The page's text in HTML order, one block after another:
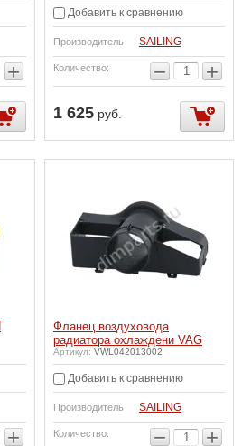
+
Добавить к сравнению
Производитель SAILING
Количество: − +
1 625 руб.
+
Фланец воздуховода
радиатора охлаждени VAG
Артикул: VWL042013002
Добавить к сравнению
Производитель SAILING
Количество: − +